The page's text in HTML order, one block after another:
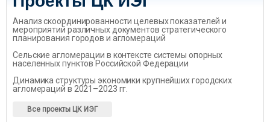
Анализ скоординированности целевых показателей и
мероприятий различных документов стратегического
планирования городов и агломераций
Сельские агломерации в контексте системы опорных
населенных пунктов Российской Федерации
Динамика структуры экономики крупнейших городских
агломераций в 2021–2023 гг.
Все проекты ЦК ИЭГ